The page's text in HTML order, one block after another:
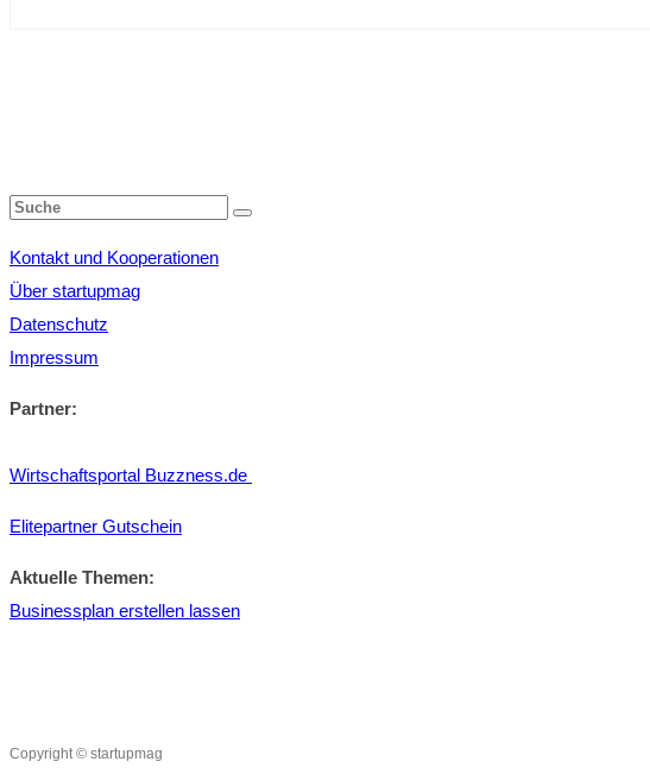
Kontakt und Kooperationen
Über startupmag
Datenschutz
Impressum
Partner:
Wirtschaftsportal Buzzness.de
Elitepartner Gutschein
Aktuelle Themen:
Businessplan erstellen lassen
Copyright © startupmag